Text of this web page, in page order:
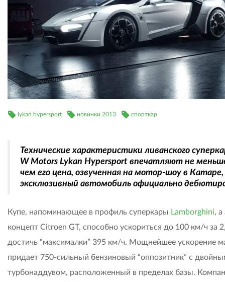
lykan hypersport новинки 2013 спорткар
Технические характеристики ливанского
W Motors Lykan Hypersport впечатляют не
чем его цена, озвученная на мотор-шоу в Катаре,
эксклюзивный автомобиль официально
Купе, напоминающее в профиль суперкары Lamborghini, а
концепт Citroen GT, способно ускориться до 100 км/ч за
достичь “максималки” 395 км/ч. Мощнейшее ускорение
придает 750-сильный бензиновый “оппозитник” с
турбонаддувом, расположенный в пределах базы.